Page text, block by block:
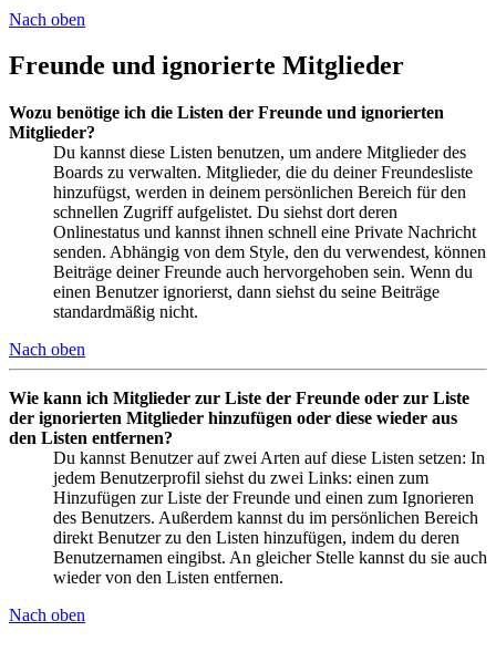
Nach oben
Freunde und ignorierte Mitglieder
Wozu benötige ich die Listen der Freunde und ignorierten
Mitglieder?
Du kannst diese Listen benutzen, um andere Mitglieder des
Boards zu verwalten. Mitglieder, die du deiner Freundesliste
hinzufügst, werden in deinem persönlichen Bereich für den
schnellen Zugriff aufgelistet. Du siehst dort deren
Onlinestatus und kannst ihnen schnell eine Private Nachricht
senden. Abhängig von dem Style, den du verwendest, können
Beiträge deiner Freunde auch hervorgehoben sein. Wenn du
einen Benutzer ignorierst, dann siehst du seine Beiträge
standardmäßig nicht.
Nach oben
Wie kann ich Mitglieder zur Liste der Freunde oder zur Liste
der ignorierten Mitglieder hinzufügen oder diese wieder aus
den Listen entfernen?
Du kannst Benutzer auf zwei Arten auf diese Listen setzen: In
jedem Benutzerprofil siehst du zwei Links: einen zum
Hinzufügen zur Liste der Freunde und einen zum Ignorieren
des Benutzers. Außerdem kannst du im persönlichen Bereich
direkt Benutzer zu den Listen hinzufügen, indem du deren
Benutzernamen eingibst. An gleicher Stelle kannst du sie auch
wieder von den Listen entfernen.
Nach oben